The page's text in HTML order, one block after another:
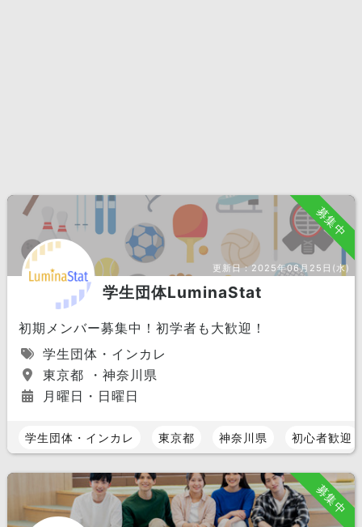
募集中
更新日：2025年06月25日(水)
学生団体LuminaStat
初期メンバー募集中！初学者も大歓迎！
学生団体・インカレ
東京都 ・神奈川県
月曜日・日曜日
学生団体・インカレ 東京都 神奈川県 初心者歓迎
募集中